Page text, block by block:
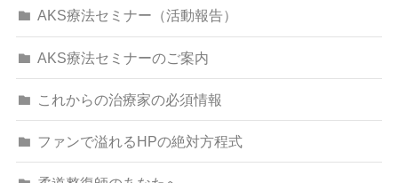
AKS療法セミナー（活動報告）
AKS療法セミナーのご案内
これからの治療家の必須情報
ファンで溢れるHPの絶対方程式